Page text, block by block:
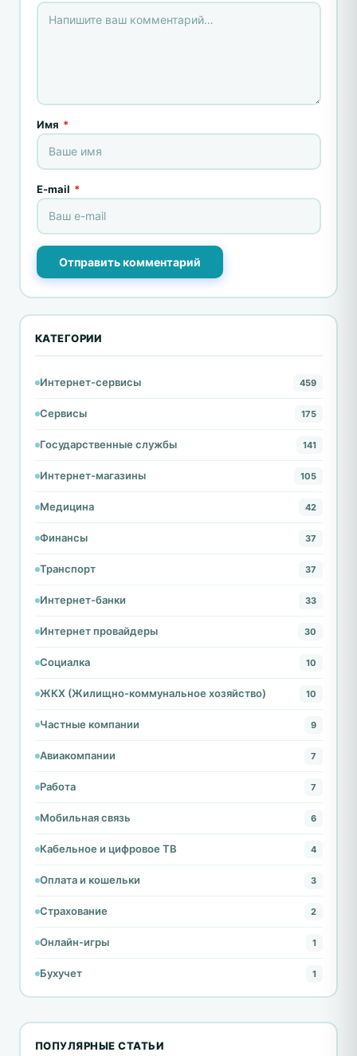
Имя *
E-mail *
Отправить комментарий
КАТЕГОРИИ
Интернет-сервисы 459
Сервисы 175
Государственные службы 141
Интернет-магазины 105
Медицина 42
Финансы 37
Транспорт 37
Интернет-банки 33
Интернет провайдеры 30
Социалка 10
ЖКХ (Жилищно-коммунальное хозяйство) 10
Частные компании 9
Авиакомпании 7
Работа 7
Мобильная связь 6
Кабельное и цифровое ТВ 4
Оплата и кошельки 3
Страхование 2
Онлайн-игры 1
Бухучет 1
ПОПУЛЯРНЫЕ СТАТЬИ